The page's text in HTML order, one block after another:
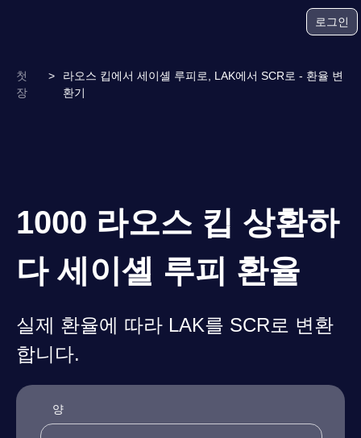
로그인
첫
장
>
라오스 킵에서 세이셸 루피로, LAK에서 SCR로 - 환율 변
환기
1000 라오스 킵 상환하
다 세이셸 루피 환율
실제 환율에 따라 LAK를 SCR로 변환
합니다.
양